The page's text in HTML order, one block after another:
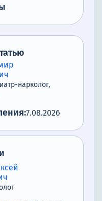
нарколог,
7.08.2026